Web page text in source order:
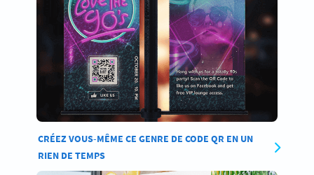
CRÉEZ VOUS-MÊME CE GENRE DE CODE QR EN UN
RIEN DE TEMPS